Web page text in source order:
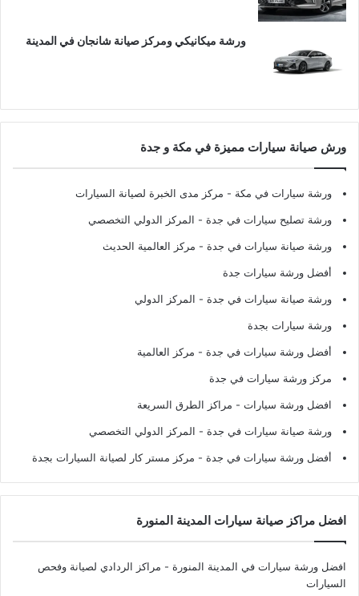
ورشة ميكانيكي ومركز صيانة شانجان في المدينة
ورش صيانة سيارات مميزة في مكة و جدة
ورشة سيارات في مكة - مركز مدى الخبرة لصيانة السيارات
ورشة تصليح سيارات في جدة - المركز الدولي التخصصي
ورشة صيانة سيارات في جدة - مركز العالمية الحديث
أفضل ورشة سيارات جدة
ورشة صيانة سيارات في جدة - المركز الدولي
ورشة سيارات بجدة
أفضل ورشة سيارات في جدة - مركز العالمية
مركز ورشة سيارات في جدة
افضل ورشة سيارات - مراكز الطرق السريعة
ورشة صيانة سيارات في جدة - المركز الدولي التخصصي
أفضل ورشة سيارات في جدة - مركز مستر كار لصيانة السيارات بجدة
افضل مراكز صيانة سيارات المدينة المنورة
افضل ورشة سيارات في المدينة المنورة - مراكز الردادي لصيانة وفحص
السيارات